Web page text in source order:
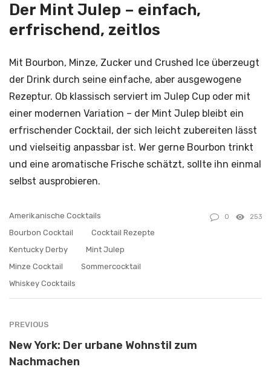
Der Mint Julep – einfach,
erfrischend, zeitlos
Mit Bourbon, Minze, Zucker und Crushed Ice überzeugt
der Drink durch seine einfache, aber ausgewogene
Rezeptur. Ob klassisch serviert im Julep Cup oder mit
einer modernen Variation – der Mint Julep bleibt ein
erfrischender Cocktail, der sich leicht zubereiten lässt
und vielseitig anpassbar ist. Wer gerne Bourbon trinkt
und eine aromatische Frische schätzt, sollte ihn einmal
selbst ausprobieren.
Amerikanische Cocktails
Bourbon Cocktail
Cocktail Rezepte
Kentucky Derby
Mint Julep
Minze Cocktail
Sommercocktail
Whiskey Cocktails
0 253
PREVIOUS
New York: Der urbane Wohnstil zum
Nachmachen